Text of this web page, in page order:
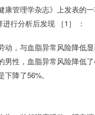
康管理学杂志》上发表的
行分析后发现 ［1］ ：
动，与血脂异常风险降低
男性，血脂异常风险降低
降了56%。